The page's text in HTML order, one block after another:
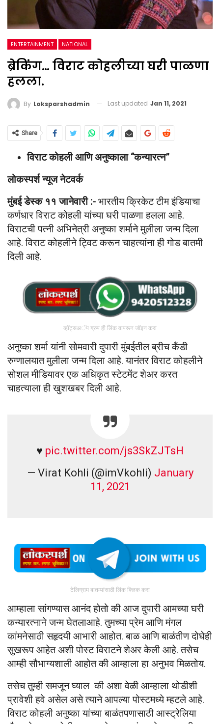
ENTERTAINMENT NATIONAL
ब्रेकिंग… विराट कोहलीच्या घरी पाळणा
हलला.
By Loksparshadmin Last updated Jan 11, 2021
Share
विराट कोहली आणि अनुष्काला “कन्यारत्न”
लोकस्पर्श न्यूज नेटवर्क
मुंबई डेस्क ११ जानेवारी :- भारतीय क्रिकेट टीम इंडियाचा
कर्णधार विराट कोहली यांच्या घरी पाळणा हलला आहे.
विराटची पत्नी अभिनेत्री अनुष्का शर्माने मुलीला जन्म दिला
आहे. विराट कोहलीने ट्विट करून चाहत्यांना ही गोड बातमी
दिली आहे.
व्हॉट्सअॅप ग्रुप ही लिंक वापरून जॉइन करा
अनुष्का शर्मा यांनी सोमवारी दुपारी मुंबईतील ब्रीच कँडी
रुग्णालयात मुलीला जन्म दिला आहे. यानंतर विराट कोहलीने
सोशल मीडियावर एक अधिकृत स्टेटमेंट शेअर करत
चाहत्याला ही खुशखबर दिली आहे.
♥️ pic.twitter.com/js3SkZJTsH
— Virat Kohli (@imVkohli) January
11, 2021
टेलिग्राम बातम्यांसाठी लिंक क्लिक करा
आम्हाला सांगण्यास आनंद होतो की आज दुपारी आमच्या घरी
कन्यारत्नाने जन्म घेतलाआहे. तुमच्या प्रेम आणि मंगल
कांमनेसाठी सहृदयी आभारी आहोत. बाळ आणि बाळंतीण दोघेही
सुखरूप आहेत अशी पोस्ट विराटने शेअर केली आहे. तसेच
आम्ही सौभाग्यशाली आहोत की आम्हाला हा अनुभव मिळतोय.
तसेच तुम्ही समजून घ्याल की अशा वेळी आम्हाला थोडीशी
प्रावेशी हवे असेल असे त्याने आपल्या पोस्टमध्ये म्हटले आहे.
विराट कोहली अनुष्का यांच्या बाळंतपणासाठी आस्ट्रेलिया